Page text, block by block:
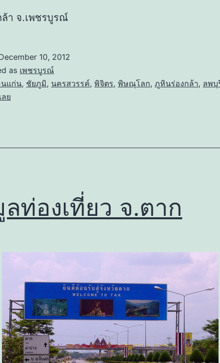
า จ.เพชรบูรณ์
10, 2012
as เพชรบูรณ์
แก่น, ชัยภูมิ, นครสวรรค์, พิจิตร, พิษณุโลก, ภูหินร่องกล้า, ลพบุ
ลย
ท่องเที่ยว จ.ตาก